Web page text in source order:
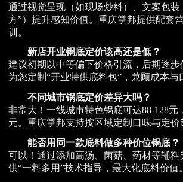
通过视觉呈现（如现场炒料）、文案包装
方”）提升感知价值。重庆掌邦提供配套
训。
新店开业锅底定价该高还是低？
建议初期以中等偏下价格引流，后期逐
为您定制“开业特供底料包”，兼顾成本与
不同城市锅底定价差异大吗？
非常大！一线城市特色锅底可达88-128元
元。重庆掌邦支持按区域定制口味与定价
能否用同一款底料做多种价位锅底？
可以！通过添加高汤、菌菇、药材等辅料
供“一料多用”技术指导，最大化底料价值。